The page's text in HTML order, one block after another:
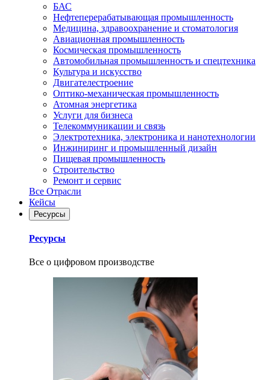
БАС
Нефтеперерабатывающая промышленность
Медицина, здравоохранение и стоматология
Авиационная промышленность
Космическая промышленность
Автомобильная промышленность и спецтехника
Культура и искусство
Двигателестроение
Оптико-механическая промышленность
Атомная энергетика
Услуги для бизнеса
Телекоммуникации и связь
Электротехника, электроника и нанотехнологии
Инжиниринг и промышленный дизайн
Пищевая промышленность
Строительство
Ремонт и сервис
Все Отрасли
Кейсы
Ресурсы
Ресурсы
Все о цифровом производстве